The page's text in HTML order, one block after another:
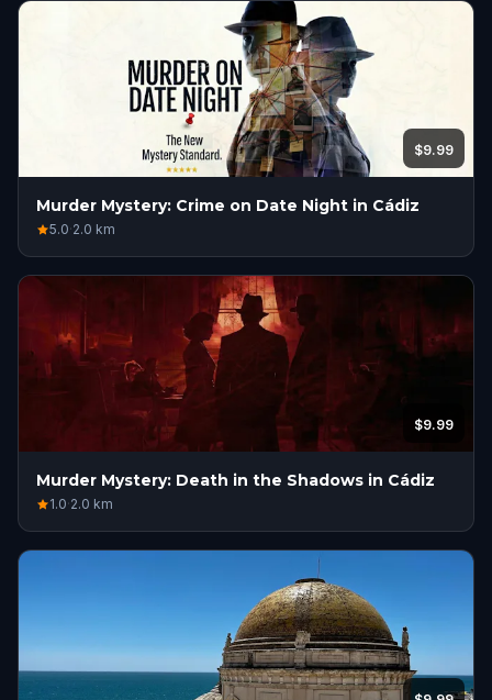
$9.99
Murder Mystery: Crime on Date Night in Cádiz
5.0·2.0 km
$9.99
Murder Mystery: Death in the Shadows in Cádiz
1.0·2.0 km